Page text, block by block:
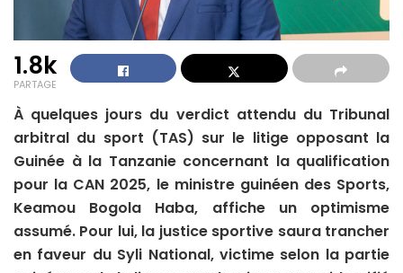
1.8k
PARTAGE
À quelques jours du verdict attendu du Tribunal
arbitral du sport (TAS) sur le litige opposant la
Guinée à la Tanzanie concernant la qualification
pour la CAN 2025, le ministre guinéen des Sports,
Keamou Bogola Haba, affiche un optimisme
assumé. Pour lui, la justice sportive saura trancher
en faveur du Syli National, victime selon la partie